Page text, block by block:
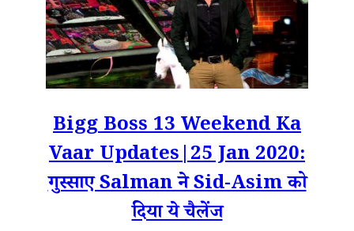
Bigg Boss 13 Weekend Ka
Vaar Updates|25 Jan 2020:
गुस्साए Salman ने Sid-Asim को
दिया ये चैलेंज